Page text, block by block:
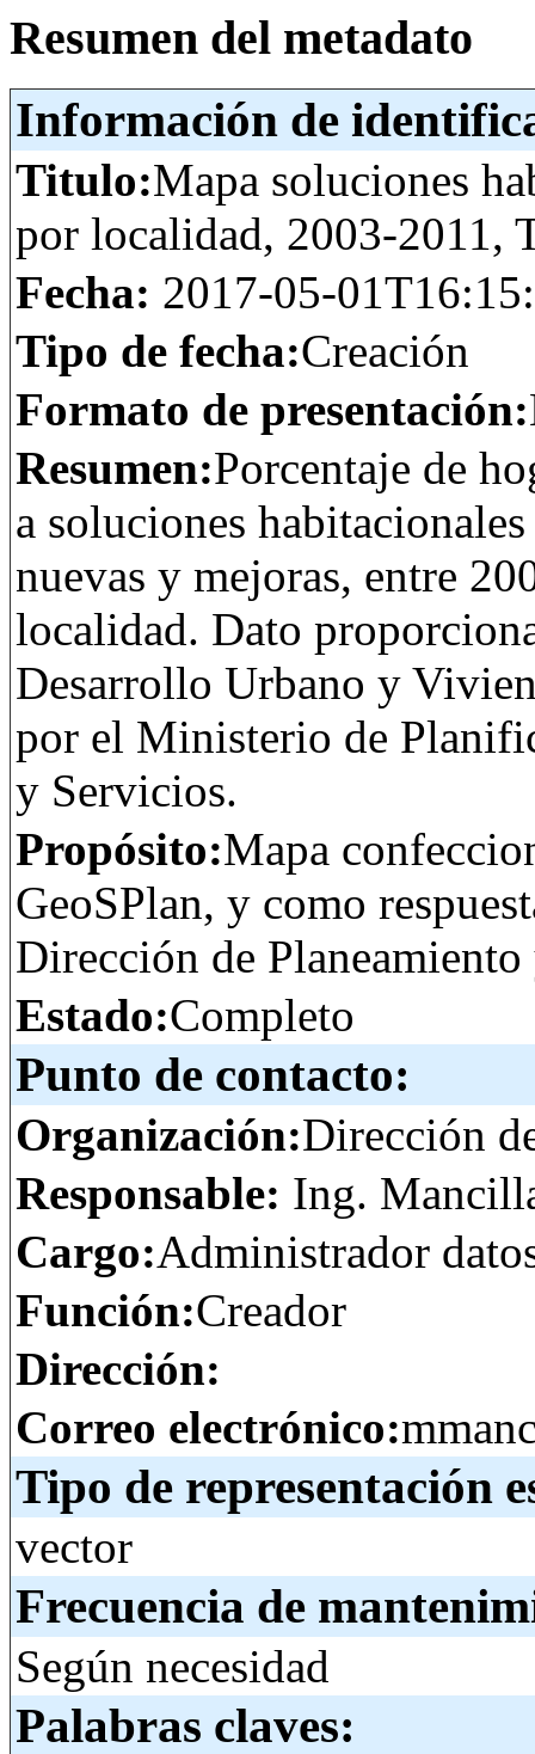
Resumen del metadato
Información de
Titulo:Mapa soluciones
por localidad, 2003-2011,
Fecha: 2017-05-
Tipo de fecha:Creación
Formato de presentación:
Resumen:Porcentaje de
a soluciones
nuevas y mejoras, entre
localidad. Dato
Desarrollo Urbano y
por el Ministerio de
y Servicios.
Propósito:Mapa
GeoSPlan, y como
Dirección de
Estado:Completo
Punto de contacto:
Organización:Dirección
Responsable: Ing.
Cargo:Administrador
Función:Creador
Dirección:
Correo electrónico:
Tipo de representación
vector
Frecuencia de
Según necesidad
Palabras claves: